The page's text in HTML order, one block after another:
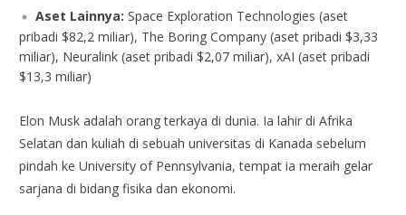
Aset Lainnya: Space Exploration Technologies (aset
pribadi $82,2 miliar), The Boring Company (aset pribadi $3,33
miliar), Neuralink (aset pribadi $2,07 miliar), xAI (aset pribadi
$13,3 miliar)
Elon Musk adalah orang terkaya di dunia. Ia lahir di Afrika
Selatan dan kuliah di sebuah universitas di Kanada sebelum
pindah ke University of Pennsylvania, tempat ia meraih gelar
sarjana di bidang fisika dan ekonomi.